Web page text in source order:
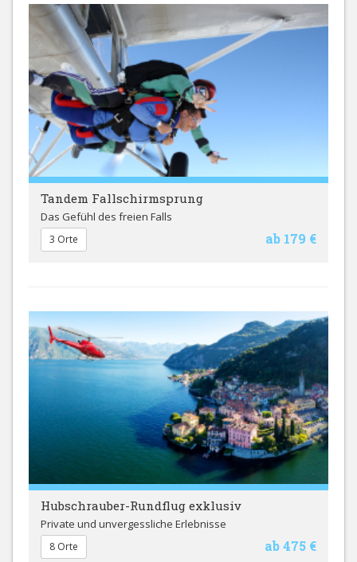
Tandem Fallschirmsprung
Das Gefühl des freien Falls
ab 179 €
3 Orte
Hubschrauber-Rundflug exklusiv
Private und unvergessliche Erlebnisse
ab 475 €
8 Orte